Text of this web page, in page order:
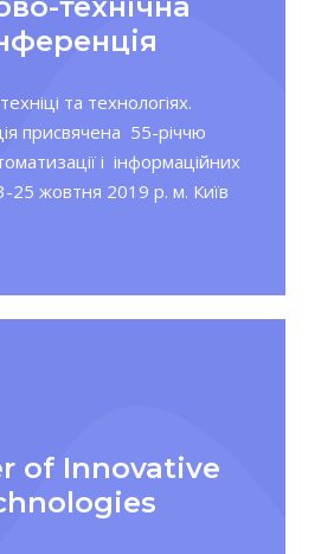
технічна
та технологіях.
присвячена 55-річчю
і інформаційних
25 жовтня 2019 р. м. Київ
of Innovative